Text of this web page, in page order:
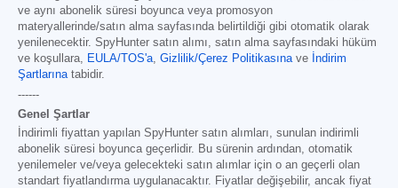
ve aynı abonelik süresi boyunca veya promosyon
materyallerinde/satın alma sayfasında belirtildiği gibi otomatik olarak
yenilenecektir. SpyHunter satın alımı, satın alma sayfasındaki hüküm
ve koşullara,
EULA/TOS'a Gizlilik/Çerez Politikasına ve İndirim
Şartlarına tabidir.
------
Genel Şartlar
İndirimli fiyattan yapılan SpyHunter satın alımları, sunulan indirimli
abonelik süresi boyunca geçerlidir. Bu sürenin ardından, otomatik
yenilemeler ve/veya gelecekteki satın alımlar için o an geçerli olan
standart fiyatlandırma uygulanacaktır. Fiyatlar değişebilir, ancak fiyat